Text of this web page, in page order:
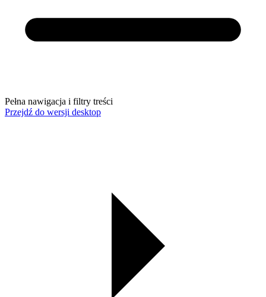
Pełna nawigacja i filtry treści
Przejdź do wersji desktop